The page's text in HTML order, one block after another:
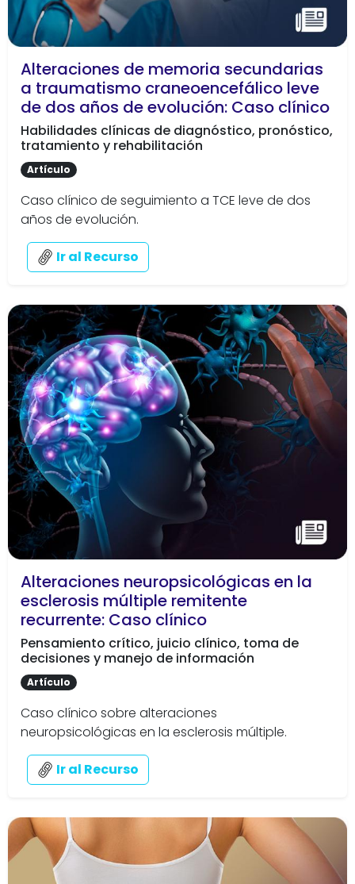
Alteraciones de memoria secundarias
a traumatismo craneoencefálico leve
de dos años de evolución: Caso clínico
Habilidades clínicas de diagnóstico, pronóstico,
tratamiento y rehabilitación
Artículo
Caso clínico de seguimiento a TCE leve de dos
años de evolución.
Ir al Recurso
Alteraciones neuropsicológicas en la
esclerosis múltiple remitente
recurrente: Caso clínico
Pensamiento crítico, juicio clínico, toma de
decisiones y manejo de información
Artículo
Caso clínico sobre alteraciones
neuropsicológicas en la esclerosis múltiple.
Ir al Recurso